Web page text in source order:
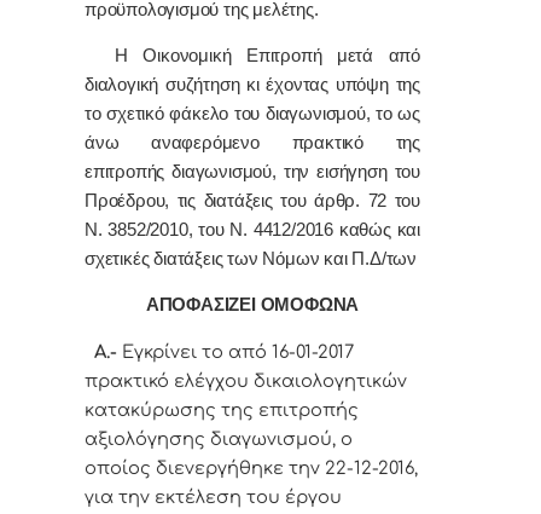
προϋπολογισμού της μελέτης.
Η Οικονομική Επιτροπή μετά από
διαλογική συζήτηση κι έχοντας υπόψη της
το σχετικό φάκελο του διαγωνισμού, το ως
άνω αναφερόμενο πρακτικό της
επιτροπής διαγωνισμού, την εισήγηση του
Προέδρου, τις διατάξεις του άρθρ. 72 του
Ν. 3852/2010, του Ν. 4412/2016 καθώς και
σχετικές διατάξεις των Νόμων και Π.Δ/των
ΑΠΟΦΑΣΙΖΕΙ ΟΜΟΦΩΝΑ
Α.- Εγκρίνει το από 16-01-2017
πρακτικό ελέγχου δικαιολογητικών
κατακύρωσης της επιτροπής
αξιολόγησης διαγωνισμού, ο
οποίος διενεργήθηκε την 22-12-2016,
για την εκτέλεση του έργου